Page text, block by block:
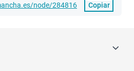
node/284816
Copiar